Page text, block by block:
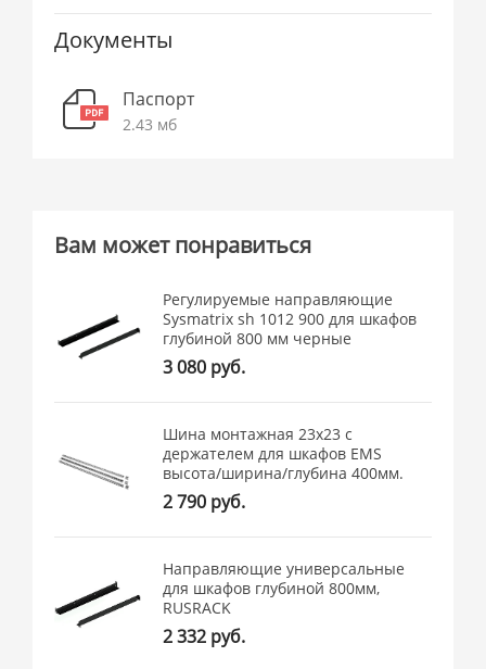
Документы
Паспорт
2.43 мб
Вам может понравиться
Регулируемые направляющие
Sysmatrix sh 1012 900 для шкафов
глубиной 800 мм черные
3 080 руб.
Шина монтажная 23х23 с
держателем для шкафов EMS
высота/ширина/глубина 400мм.
2 790 руб.
Направляющие универсальные
для шкафов глубиной 800мм,
RUSRACK
2 332 руб.